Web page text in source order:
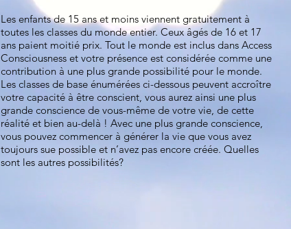
Les enfants de 15 ans et moins viennent gratuitement à
toutes les classes du monde entier. Ceux âgés de 16 et 17
ans paient moitié prix. Tout le monde est inclus dans Access
Consciousness et votre présence est considérée comme une
contribution à une plus grande possibilité pour le monde.
Les classes de base énumérées ci-dessous peuvent accroître
votre capacité à être conscient, vous aurez ainsi une plus
grande conscience de vous-même de votre vie, de cette
réalité et bien au-delà ! Avec une plus grande conscience,
vous pouvez commencer à générer la vie que vous avez
toujours sue possible et n’avez pas encore créée. Quelles
sont les autres possibilités?